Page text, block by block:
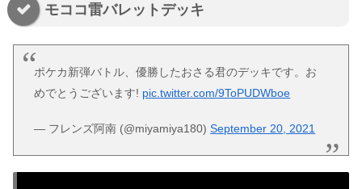
モココ雷バレットデッキ
ポケカ新弾バトル、優勝したおさる君のデッキです。お
めでとうございます! pic.twitter.com/9ToPUDWboe
— フレンズ阿南 (@miyamiya180)September 20, 2021